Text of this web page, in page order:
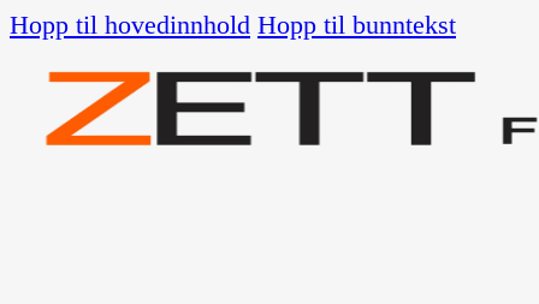
Hopp til hovedinnhold Hopp til bunntekst